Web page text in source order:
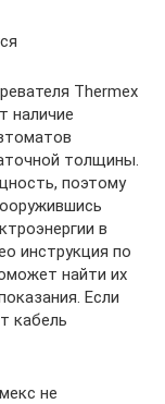
Thermex
наличие
толщины.
поэтому
в
инструкция по
найти их
Если
кабель
не